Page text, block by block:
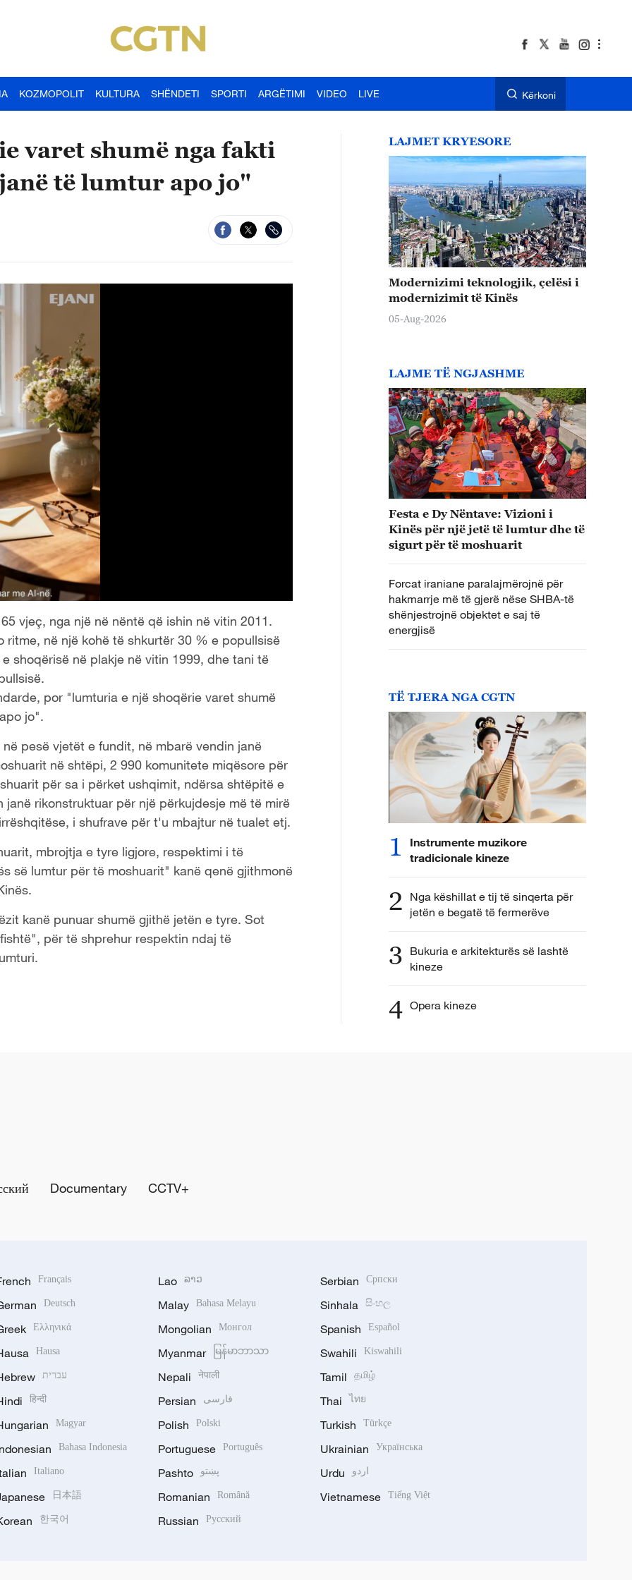
KOZMOPOLIT KULTURA SHËNDETI SPORTI ARGËTIMI VIDEO LIVE Kërkoni
varet shumë nga fakti
të lumtur apo jo"
vjeç, nga një në nëntë që ishin në vitin 2011.
në një kohë të shkurtër 30 % e popullsisë
shoqërisë në plakje në vitin 1999, dhe tani të
por "lumturia e një shoqërie varet shumë
jo".
pesë vjetët e fundit, në mbarë vendin janë
në shtëpi, 2 990 komunitete miqësore për
për sa i përket ushqimit, ndërsa shtëpitë e
rikonstruktuar për një përkujdesje më të mirë
i shufrave për t'u mbajtur në tualet etj.
mbrojtja e tyre ligjore, respektimi i të
së lumtur për të moshuarit" kanë qenë gjithmonë
kanë punuar shumë gjithë jetën e tyre. Sot
për të shprehur respektin ndaj të
LAJMET KRYESORE
Modernizimi teknologjik, çelësi i
modernizimit të Kinës
05-Aug-2026
LAJME TË NGJASHME
Festa e Dy Nëntave: Vizioni i
Kinës për një jetë të lumtur dhe të
sigurt për të moshuarit
Forcat iraniane paralajmërojnë për
hakmarrje më të gjerë nëse SHBA-të
shënjestrojnë objektet e saj të
energjisë
TË TJERA NGA CGTN
1
Instrumente muzikore
tradicionale kineze
2 Nga këshillat e tij të sinqerta për
jetën e begatë të fermerëve
3 Bukuria e arkitekturës së lashtë
kineze
4 Opera kineze
Documentary CCTV+
Français
Deutsch
Ελληνικά
Hausa
עברית
हिन्दी
Magyar
Bahasa Indonesia
Italiano
日本語
한국어
Lao ລາວ
Malay Bahasa Melayu
Mongolian Монгол
Myanmar မြန်မာဘာသာ
Nepali नेपाली
Persian فارسی
Polish Polski
Portuguese Português
Pashto پښتو
Romanian Română
Russian Русский
Serbian Српски
Sinhala සිංහල
Spanish Español
Swahili Kiswahili
Tamil தமிழ்
Thai ไทย
Turkish Türkçe
Ukrainian Українська
Urdu اردو
Vietnamese Tiếng Việt